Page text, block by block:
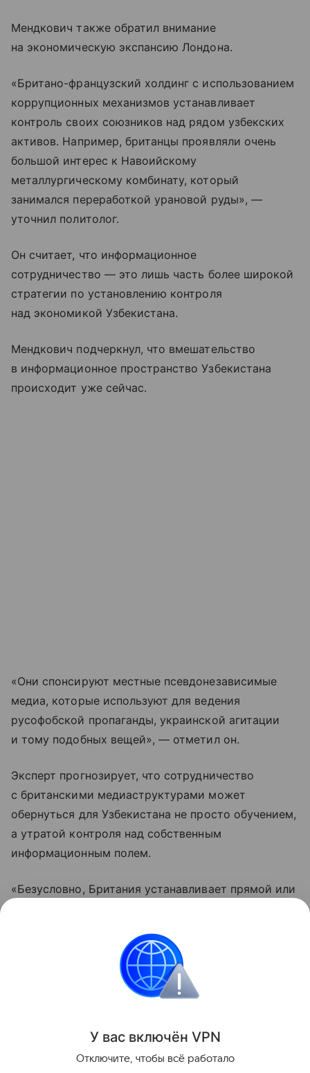
Мендкович также обратил внимание
на экономическую экспансию Лондона.
«Британо-французский холдинг с использованием
коррупционных механизмов устанавливает
контроль своих союзников над рядом узбекских
активов. Например, британцы проявляли очень
большой интерес к Навоийскому
металлургическому комбинату, который
занимался переработкой урановой руды», —
уточнил политолог.
Он считает, что информационное
сотрудничество — это лишь часть более широкой
стратегии по установлению контроля
над экономикой Узбекистана.
Мендкович подчеркнул, что вмешательство
в информационное пространство Узбекистана
происходит уже сейчас.
«Они спонсируют местные псевдонезависимые
медиа, которые используют для ведения
русофобской пропаганды, украинской агитации
и тому подобных вещей», — отметил он.
Эксперт прогнозирует, что сотрудничество
с британскими медиаструктурами может
обернуться для Узбекистана не просто обучением,
а утратой контроля над собственным
информационным полем.
«Безусловно, Британия устанавливает прямой или
для себя информацию», — заключил он.
Узбекистан
Поделиться
У вас включён VPN
Отключите, чтобы всё работало